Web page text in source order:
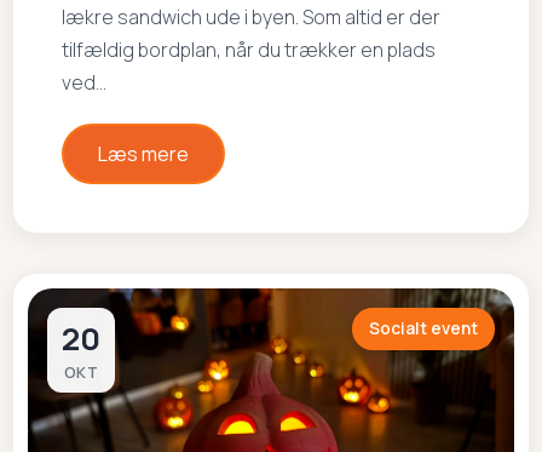
lækre sandwich ude i byen. Som altid er der
tilfældig bordplan, når du trækker en plads
ved…
Læs mere
20
OKT
Socialt event